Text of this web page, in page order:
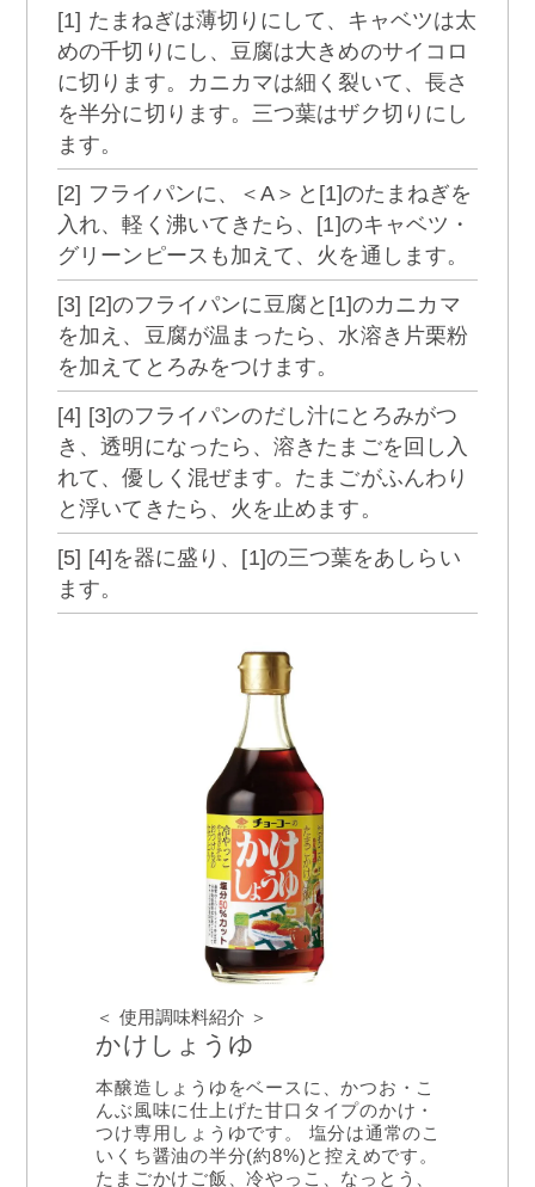
[1] たまねぎは薄切りにして、キャベツは太
めの千切りにし、豆腐は大きめのサイコロ
に切ります。カニカマは細く裂いて、長さ
を半分に切ります。三つ葉はザク切りにし
ます。
[2] フライパンに、＜A＞と[1]のたまねぎを
入れ、軽く沸いてきたら、[1]のキャベツ・
グリーンピースも加えて、火を通します。
[3] [2]のフライパンに豆腐と[1]のカニカマ
を加え、豆腐が温まったら、水溶き片栗粉
を加えてとろみをつけます。
[4] [3]のフライパンのだし汁にとろみがつ
き、透明になったら、溶きたまごを回し入
れて、優しく混ぜます。たまごがふんわり
と浮いてきたら、火を止めます。
[5] [4]を器に盛り、[1]の三つ葉をあしらい
ます。
＜ 使用調味料紹介 ＞
かけしょうゆ
本醸造しょうゆをベースに、かつお・こ
んぶ風味に仕上げた甘口タイプのかけ・
つけ専用しょうゆです。 塩分は通常のこ
いくち醤油の半分(約8%)と控えめです。
たまごかけご飯、冷やっこ、なっとう、